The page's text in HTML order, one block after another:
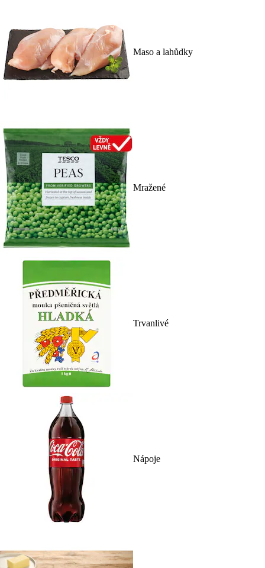
Maso a lahůdky
Mražené
Trvanlivé
Nápoje